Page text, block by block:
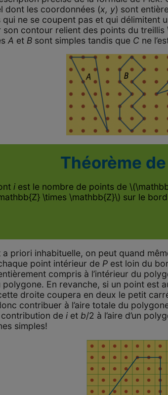
dont les coordonnées (x, y) sont
ne se coupent pas et qui délimitent
contour relient des points du
A et B sont simples tandis que C ne
Théorème
i est le nombre de points de
\times \mathbb{Z}\) sur le
priori inhabituelle, on peut quand
point intérieur de P est loin du
compris à l’intérieur du
polygone. En revanche, si un point
droite coupera en deux le petit
contribuer à l’aire totale du
contribution deiet b/2 à l’aire d’un
simples!